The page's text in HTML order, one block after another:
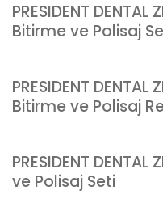
PRESIDENT DENTAL
Bitirme ve Polisaj
PRESIDENT DENTAL
Bitirme ve Polisaj
PRESIDENT DENTAL
ve Polisaj Seti